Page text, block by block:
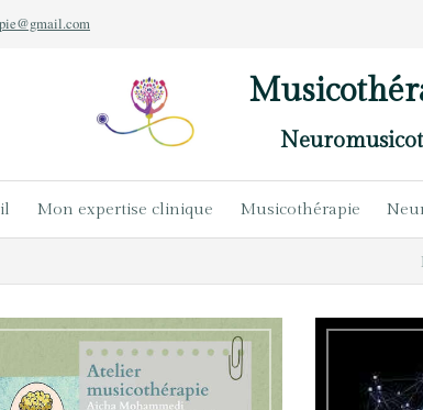
Mon expertise clinique Musicothérapie